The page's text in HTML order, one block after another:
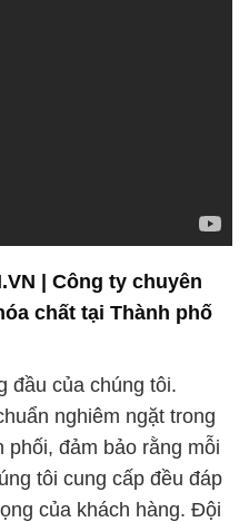
| Công ty chuyên
chất tại Thành phố
đầu của chúng tôi.
nghiêm ngặt trong
phối, đảm bảo rằng mỗi
tôi cung cấp đều đáp
của khách hàng. Đội